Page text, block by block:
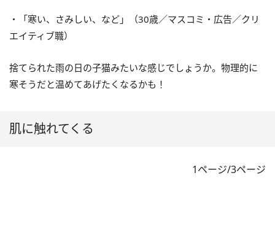
・「寒い、さみしい、など」（30歳／マスコミ・広告／クリ
エイティブ職）
捨てられた雨の日の子猫みたいな感じでしょうか。物理的に
寒そうだと温めてあげたくなるかも！
肌に触れてくる
1ページ/3ページ